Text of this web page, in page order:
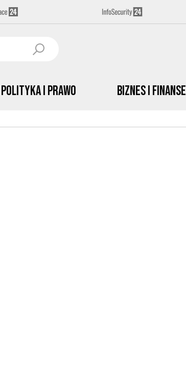
Polityka i prawo Biznes i Finanse